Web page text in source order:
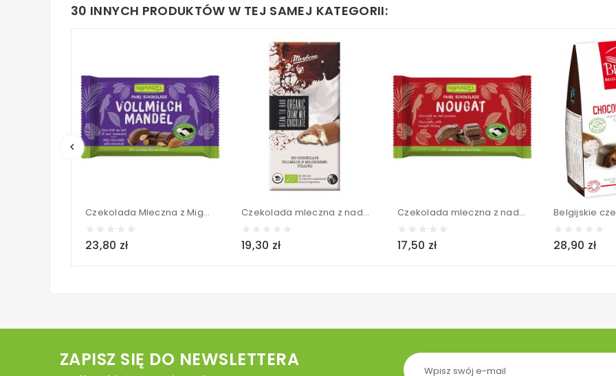
30 INNYCH PRODUKTÓW W TEJ SAMEJ KATEGORII:
keyboard_arrow_left
Czekolada Mleczna z Migdałami BIO - RAPUNZEL 100 g
23,80 zł
Czekolada mleczna z nadzieniem mlecznym BIO - MEYBONA 100 g
19,30 zł
Czekolada mleczna z nadzieniem nugatowym BIO - RAPUNZEL 100 g
17,50 zł 28,90 zł
ZAPISZ SIĘ DO NEWSLETTERA